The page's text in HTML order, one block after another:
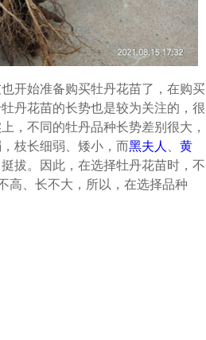
开始准备购买牡丹花苗了，在购买
丹花苗的长势也是较为关注的，很
，不同的牡丹品种长势差别很大，
枝长细弱、矮小，而黑夫人 、黄
拔。因此，在选择牡丹花苗时，不
高、长不大，所以，在选择品种